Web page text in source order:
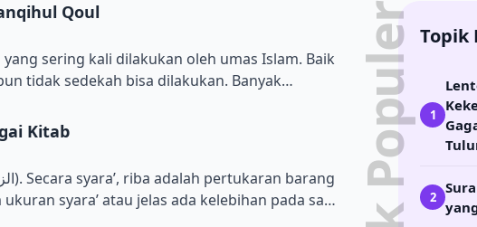
Qoul
sering kali dilakukan oleh umas Islam. Baik
tidak sedekah bisa dilakukan. Banyak
atau populer dengan nama Syekh
fadhilah atau keutamaan […]
Kitab
syara’ atau jelas ada kelebihan pada saat
Topik
1
2